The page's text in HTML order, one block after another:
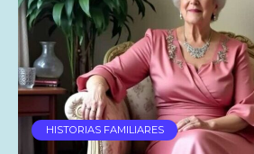
HISTORIAS FAMILIARES